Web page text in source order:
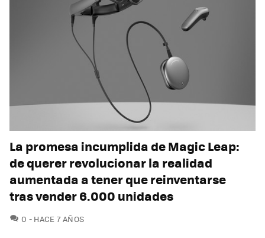
La promesa incumplida de Magic Leap:
de querer revolucionar la realidad
aumentada a tener que reinventarse
tras vender 6.000 unidades
0 COMENTARIOS
HACE 7 AÑOS